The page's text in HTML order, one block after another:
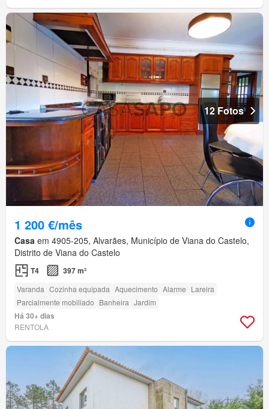
12 Fotos
1 200 €/mês
Casa em 4905-205, Alvarães, Município de Viana do Castelo,
Distrito de Viana do Castelo
T4 397 m²
Varanda Cozinha equipada Aquecimento Alarme Lareira
Parcialmente mobiliado Banheira Jardim
Há 30+ dias
RENTOLA